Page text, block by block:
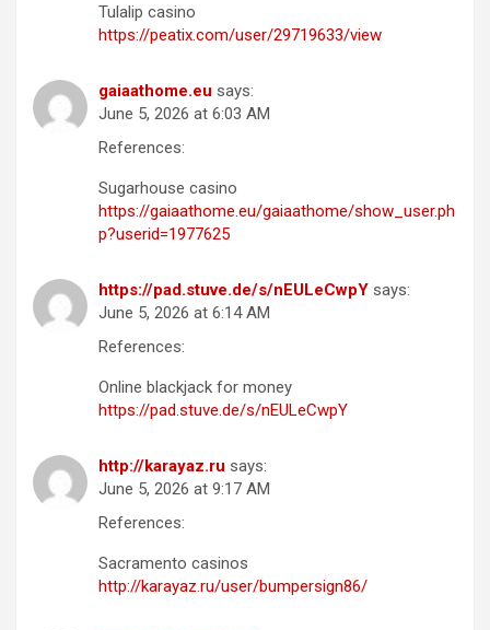
Tulalip casino
https://peatix.com/user/29719633/view
gaiaathome.eu says:
June 5, 2026 at 6:03 AM
References:
Sugarhouse casino
https://gaiaathome.eu/gaiaathome/show_user.ph
p?userid=1977625
https://pad.stuve.de/s/nEULeCwpY says:
June 5, 2026 at 6:14 AM
References:
Online blackjack for money
https://pad.stuve.de/s/nEULeCwpY
http://karayaz.ru says:
June 5, 2026 at 9:17 AM
References:
Sacramento casinos
http://karayaz.ru/user/bumpersign86/